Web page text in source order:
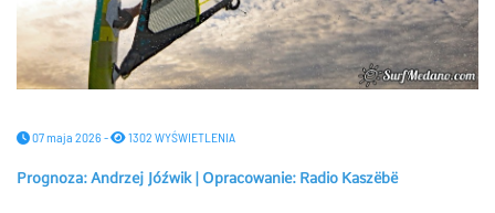
07 maja 2026 - 1302 WYŚWIETLENIA
Prognoza: Andrzej Jóźwik | Opracowanie: Radio Kaszëbë